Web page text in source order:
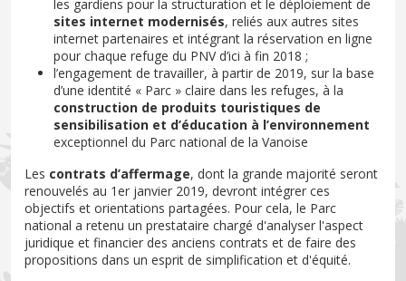
les gardiens pour la structuration et le déploiement de
sites internet modernisés, reliés aux autres sites
internet partenaires et intégrant la réservation en ligne
pour chaque refuge du PNV d’ici à fin 2018 ;
l’engagement de travailler, à partir de 2019, sur la base
d’une identité « Parc » claire dans les refuges, à la
construction de produits touristiques de
sensibilisation et d’éducation à l’environnement
exceptionnel du Parc national de la Vanoise
Les contrats d’affermage, dont la grande majorité seront
renouvelés au 1er janvier 2019, devront intégrer ces
objectifs et orientations partagées. Pour cela, le Parc
national a retenu un prestataire chargé d'analyser l'aspect
juridique et financier des anciens contrats et de faire des
propositions dans un esprit de simplification et d'équité.